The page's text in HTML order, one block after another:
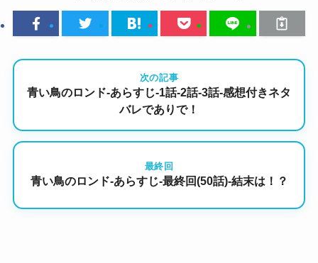
次の記事
青い鳥のロンド-あらすじ-1話-2話-3話-感想付きネタ
バレでありで！
最終回
青い鳥のロンド-あらすじ-最終回(50話)-結末は！？